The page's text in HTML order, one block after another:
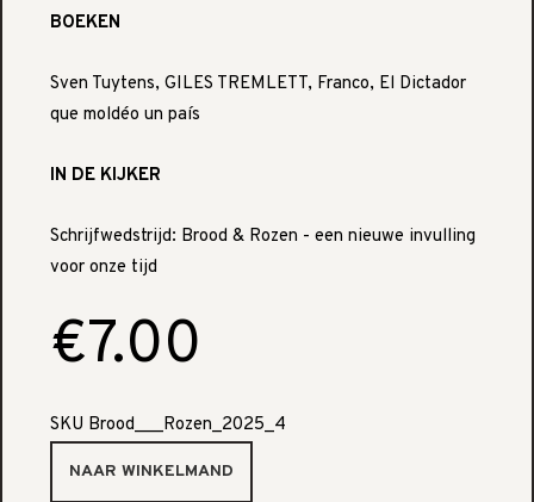
BOEKEN
Sven Tuytens, GILES TREMLETT, Franco, El Dictador
que moldéo un país
IN DE KIJKER
Schrijfwedstrijd: Brood & Rozen - een nieuwe invulling
voor onze tijd
€7.00
SKU Brood___Rozen_2025_4